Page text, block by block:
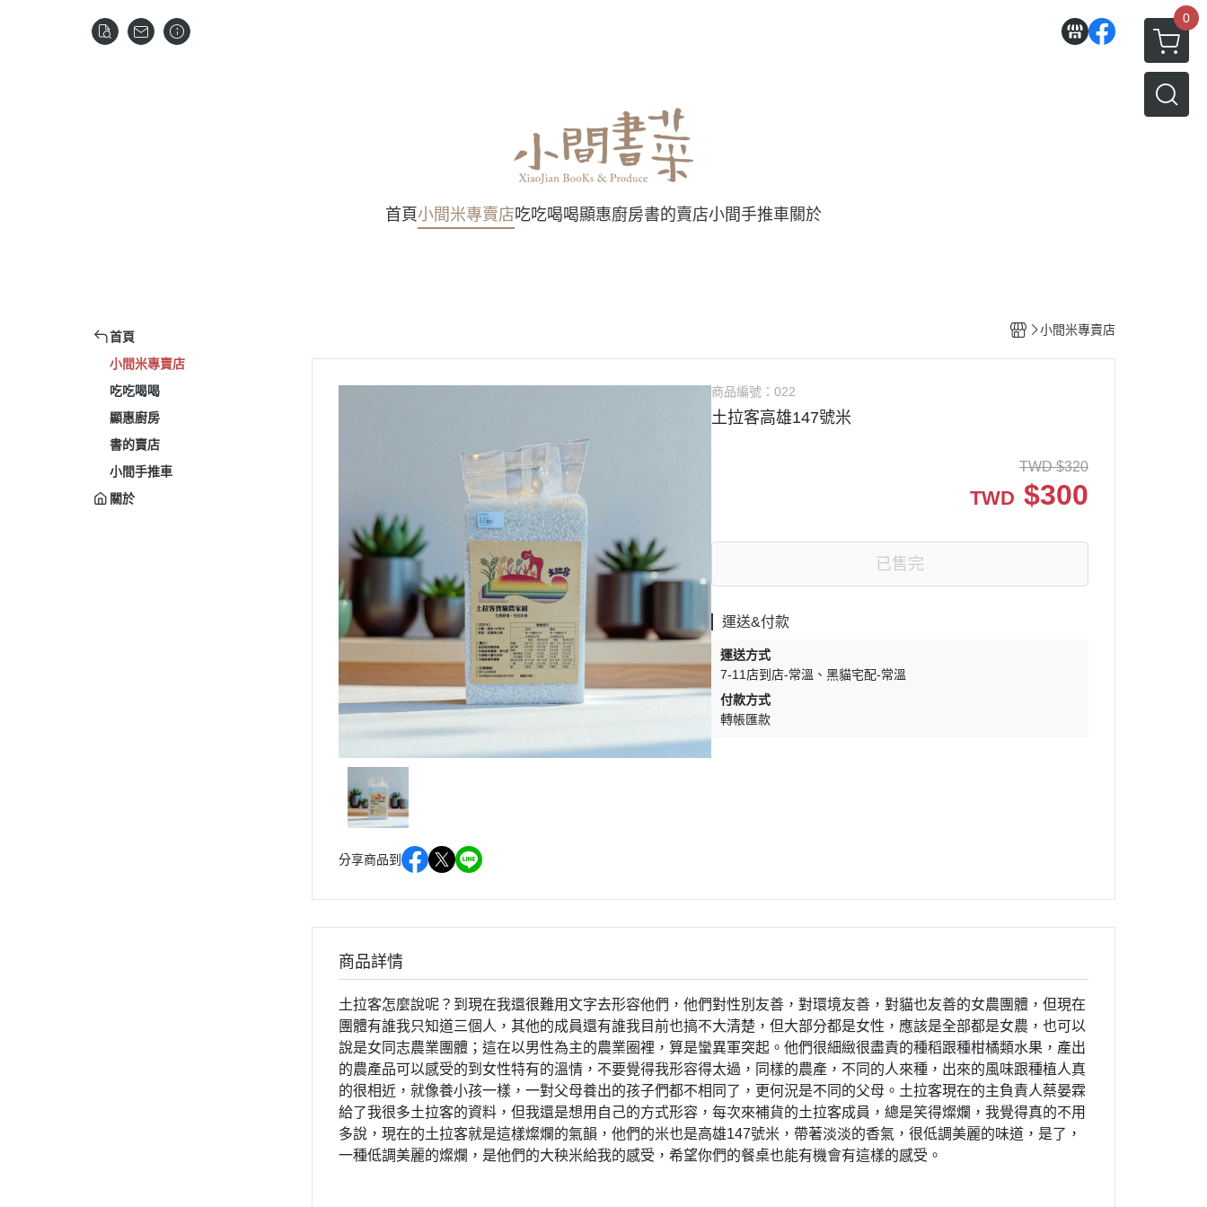
0
首頁小間米專賣店吃吃喝喝顯惠廚房書的賣店小間手推車關於
首頁
小間米專賣店
吃吃喝喝
顯惠廚房
書的賣店
小間手推車
關於
小間米專賣店
分享商品到
商品編號：022
土拉客高雄147號米
TWD $320
TWD $300
已售完
運送&付款
運送方式
7-11店到店-常溫
黑貓宅配-常溫
付款方式
轉帳匯款
商品詳情
土拉客怎麼說呢？到現在我還很難用文字去形容他們，他們對性別友善，對環境友善，對貓也友善的女農團體，但現在
團體有誰我只知道三個人，其他的成員還有誰我目前也搞不大清楚，但大部分都是女性，應該是全部都是女農，也可以
說是女同志農業團體；這在以男性為主的農業圈裡，算是蠻異軍突起。他們很細緻很盡責的種稻跟種柑橘類水果，產出
的農產品可以感受的到女性特有的溫情，不要覺得我形容得太過，同樣的農產，不同的人來種，出來的風味跟種植人真
的很相近，就像養小孩一樣，一對父母養出的孩子們都不相同了，更何況是不同的父母。土拉客現在的主負責人蔡晏霖
給了我很多土拉客的資料，但我還是想用自己的方式形容，每次來補貨的土拉客成員，總是笑得燦爛，我覺得真的不用
多說，現在的土拉客就是這樣燦爛的氣韻，他們的米也是高雄147號米，帶著淡淡的香氣，很低調美麗的味道，是了，
一種低調美麗的燦爛，是他們的大秧米給我的感受，希望你們的餐桌也能有機會有這樣的感受。